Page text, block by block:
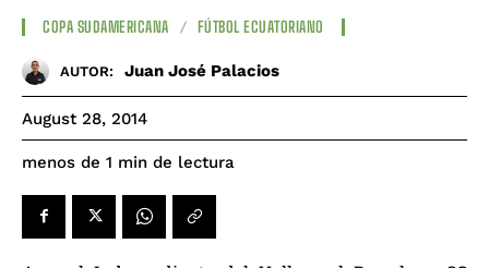
COPA SUDAMERICANA FÚTBOL ECUATORIANO
AUTOR: Juan José Palacios
August 28, 2014
menos de 1 min de lectura